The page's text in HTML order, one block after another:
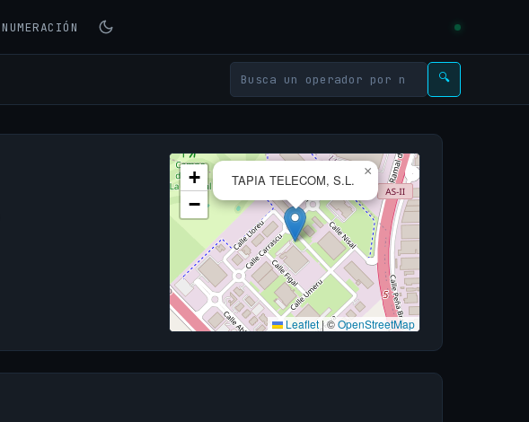
NUMERACIÓN
🔍
TAPIA TELECOM, S.L.
×
+
−
Leaflet |©OpenStreetMap